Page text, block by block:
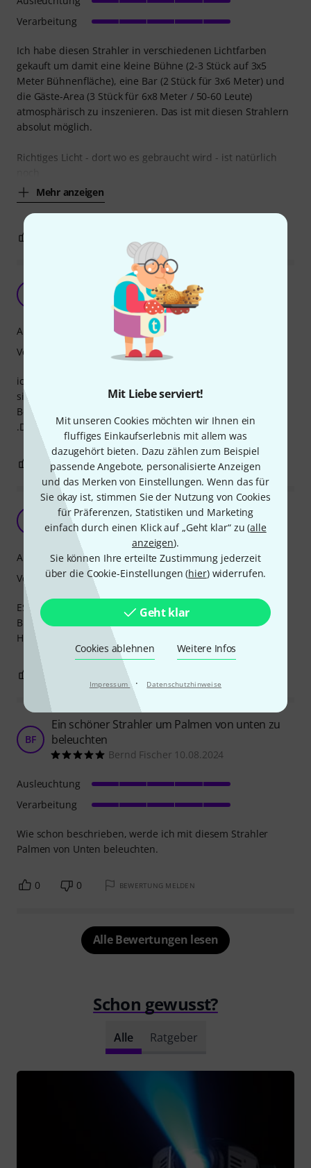
Mit Liebe serviert!
Mit unseren Cookies möchten wir Ihnen ein
fluffiges Einkaufserlebnis mit allem was
dazugehört bieten. Dazu zählen zum Beispiel
passende Angebote, personalisierte Anzeigen
und das Merken von Einstellungen. Wenn das für
Sie okay ist, stimmen Sie der Nutzung von Cookies
für Präferenzen, Statistiken und Marketing
einfach durch einen Klick auf „Geht klar“ zu (alle
anzeigen).
Sie können Ihre erteilte Zustimmung jederzeit
über die Cookie-Einstellungen (hier) widerrufen.
Geht klar
Cookies ablehnen Weitere Infos
Impressum · Datenschutzhinweise
Ich habe diesen Strahler in verschiedenen Lichtfarben
gekauft um damit eine kleine Bühne (2-3 Stück auf 3x5
Meter Bühnenfläche), eine Bar (2 Stück für 3x6 Meter) und
die Gäste-Area (3 Stück für 6x8 Meter / 50-60 Leute)
atmosphärisch zu inszenieren. Das ist mit diesen Strahlern
absolut möglich.
Richtiges Licht - dort wo es gebraucht wird - ist natürlich
Mehr anzeigen
Verarbeitung
Ronld 22.06.2024
ich beleute damit in Spanien meine Außendusche und alle
sind
Begeistert. Das Blau hat einen leichten Schwarzlicht efeckt
.Die Farbe ist Kräftg .Ein Schönes Tiefes Blau.
Ausleuchtung
Verarbeitung
0 BEWERTUNG MELDEN
DIE VERARBEITUNG IST SEHR
FLOGR 24.02.2022
ES WÄRE SUPER WENN MAN BEI NACHNAHME
BESTELLUNGEN EINEN LIEFERSCHEIN MIT IN DEM PACKET
HATT
Ausleuchtung
Verarbeitung
BEWERTUNG MELDEN
BF
Ein schöner Strahler um Palmen von unten zu
beleuchten
Bernd Fischer 10.08.2024
Wie schon beschrieben, werde ich mit diesem Strahler
Palmen von Unten beleuchten.
Ausleuchtung
Verarbeitung
0 0 BEWERTUNG MELDEN
Alle Bewertungen lesen
Schon gewusst?
Alle Ratgeber